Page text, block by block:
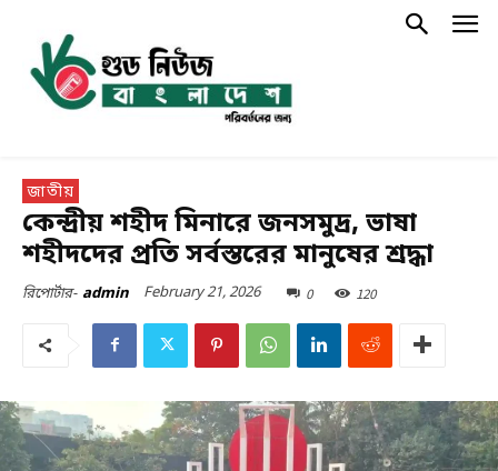
জাতীয়
কেন্দ্রীয় শহীদ মিনারে জনসমুদ্র, ভাষা
শহীদদের প্রতি সর্বস্তরের মানুষের শ্রদ্ধা
রিপোর্টার- admin February 21, 2026 0 120